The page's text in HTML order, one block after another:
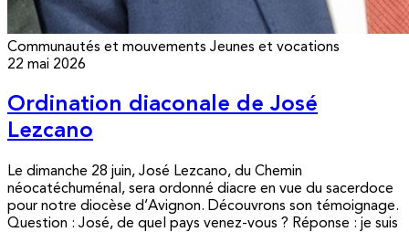
Communautés et mouvements Jeunes et vocations
22 mai 2026
Ordination diaconale de José
Lezcano
Le dimanche 28 juin, José Lezcano, du Chemin
néocatéchuménal, sera ordonné diacre en vue du sacerdoce
pour notre diocèse d’Avignon. Découvrons son témoignage.
Question : José, de quel pays venez-vous ? Réponse : je suis